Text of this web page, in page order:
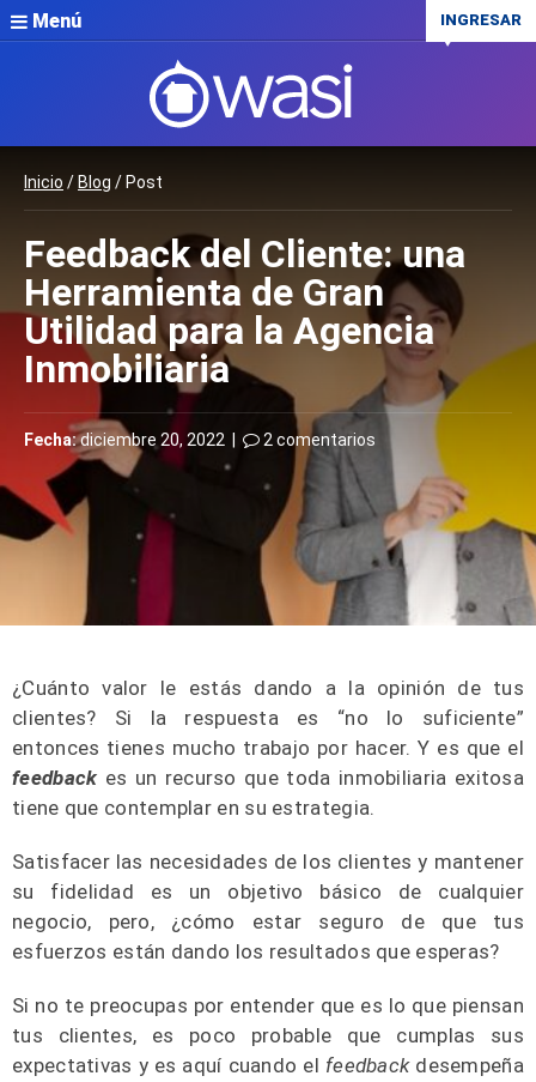
Menú INGRESAR
Inicio / Blog / Post
Feedback del Cliente: una
Herramienta de Gran
Utilidad para la Agencia
Inmobiliaria
Fecha:diciembre 20, 2022 | 2 comentarios
¿Cuánto valor le estás dando a la opinión de tus
clientes? Si la respuesta es “no lo suficiente”
entonces tienes mucho trabajo por hacer. Y es que el
feedback es un recurso que toda inmobiliaria exitosa
tiene que contemplar en su estrategia.
Satisfacer las necesidades de los clientes y mantener
su fidelidad es un objetivo básico de cualquier
negocio, pero, ¿cómo estar seguro de que tus
esfuerzos están dando los resultados que esperas?
Si no te preocupas por entender que es lo que piensan
tus clientes, es poco probable que cumplas sus
expectativas y es aquí cuando el feedback desempeña